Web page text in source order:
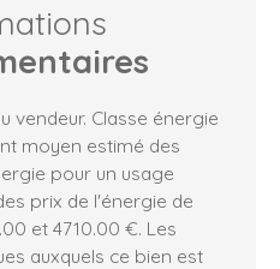
vendeur. Classe énergie
moyen estimé des
pour un usage
prix de l'énergie de
et 4710.00 €. Les
auxquels ce bien est